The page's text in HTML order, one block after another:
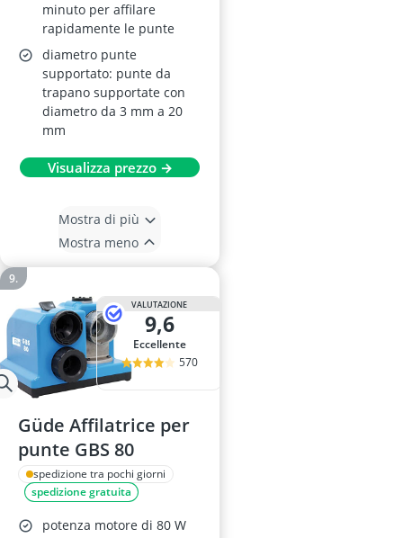
minuto per affilare
rapidamente le punte
diametro punte
supportato: punte da
trapano supportate con
diametro da 3 mm a 20
mm
Visualizza prezzo →
Mostra di più
Mostra meno
VALUTAZIONE
9,6
Eccellente
570
Güde Affilatrice per
punte GBS 80
spedizione tra pochi giorni
spedizione gratuita
potenza motore di 80 W